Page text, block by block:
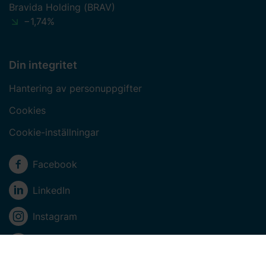
Bravida Holding (BRAV)
−1,74%
Din integritet
Hantering av personuppgifter
Cookies
Cookie-inställningar
Sociala medier
Facebook
LinkedIn
Instagram